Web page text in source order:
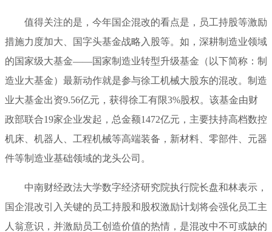
值得关注的是，今年国企混改的看点是，员工持股等激励
措施力度加大、国字头基金战略入股等。如，深耕制造业领域
的国家级大基金——国家制造业转型升级基金（以下简称：制
造业大基金）最新动作就是参与徐工机械大股东的混改。制造
业大基金出资9.56亿元，获得徐工有限3%股权。该基金由财
政部联合19家企业发起，总金额1472亿元，主要扶持高档数控
机床、机器人、工程机械等高端装备，新材料、零部件、元器
件等制造业基础领域的龙头公司。
中南财经政法大学数字经济研究院执行院长盘和林表示，
国企混改引入关键的员工持股和股权激励计划将会强化员工主
人翁意识，并激励员工创造价值的热情，是混改中不可或缺的